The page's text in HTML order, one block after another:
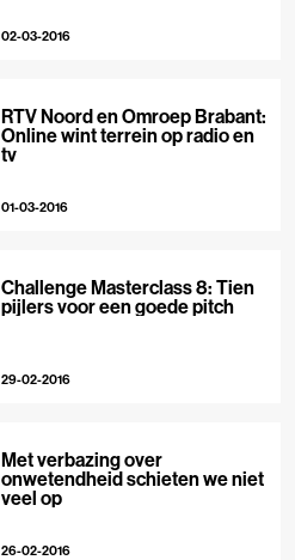
02-03-2016
RTV Noord en Omroep Brabant:
Online wint terrein op radio en
tv
01-03-2016
Challenge Masterclass 8: Tien
pijlers voor een goede pitch
29-02-2016
Met verbazing over
onwetendheid schieten we niet
veel op
26-02-2016